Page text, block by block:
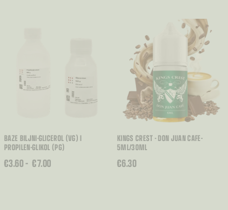
BAZE BILJNI-GLICEROL (VG) I
PROPILEN-GLIKOL (PG)
€3.60– €7.00
RASPON
KINGS CREST - DON JUAN CAFE-
5ML/30ML
€6.30